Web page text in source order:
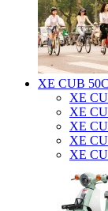
XE CUB
XE
XE
XE
XE
XE